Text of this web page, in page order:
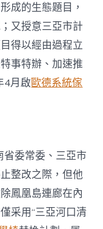
成的生態題目，
又授意三亞市計
得以經由過程立
事特辦、加速推
4月啟歐德系統傢
委常委、三亞市
整改之際，但他
鳳凰島連廊在內
采用“三亞河口清